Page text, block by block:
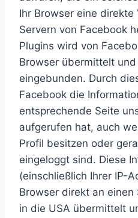
Ihr Browser eine
Servern von Facebook
Plugins wird von
Browser übermittelt
eingebunden. Durch
Facebook die
entsprechende Seite
aufgerufen hat, auch
Profil besitzen oder
eingeloggt sind. Diese
(einschließlich Ihrer IP-
Browser direkt an einen
in die USA übermittelt